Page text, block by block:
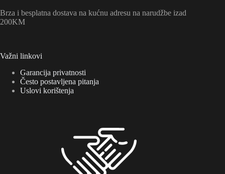
Brza i besplatna dostava na kućnu adresu na narudžbe izad
200KM
Važni linkovi
Garancija privatnosti
Često postavljena pitanja
Uslovi korištenja